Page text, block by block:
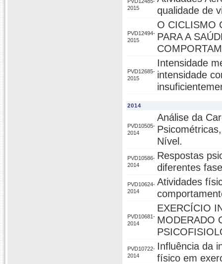
2015
qualidade de
PVD12494-
2015
O CICLISMO
PARA A
PVD12685-
2015
Intensidade
intensidade
2014
PVD10505-
2014
Análise da
Nível.
PVD10586-
2014
Respostas
diferentes
PVD10624-
2014
Atividades
PVD10681-
2014
EXERCÍCIO
MODERADO
PVD10722-
2014
Influência da
físico em